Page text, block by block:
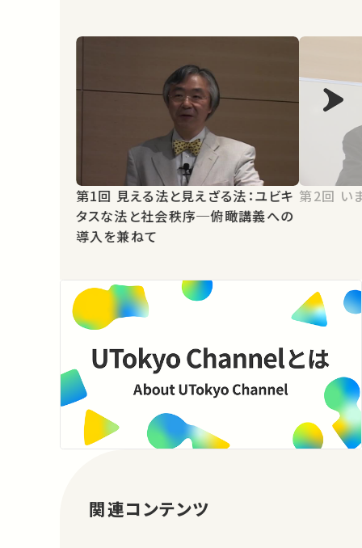
第1回 見える法と見えざる法：ユビキ
タスな法と社会秩序─俯瞰講義への
導入を兼ねて
第2
関連コンテンツ